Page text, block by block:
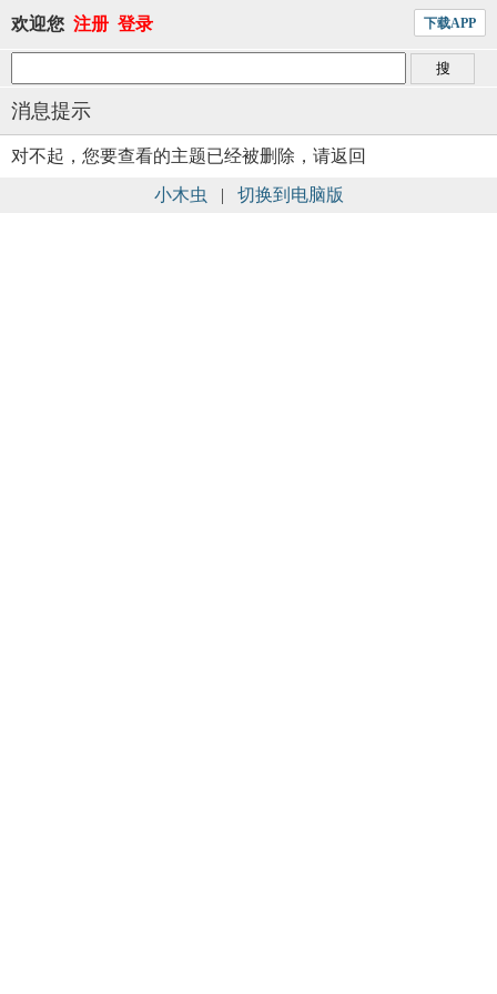
欢迎您 注册 登录 下载APP
消息提示
对不起，您要查看的主题已经被删除，请返回
小木虫 | 切换到电脑版